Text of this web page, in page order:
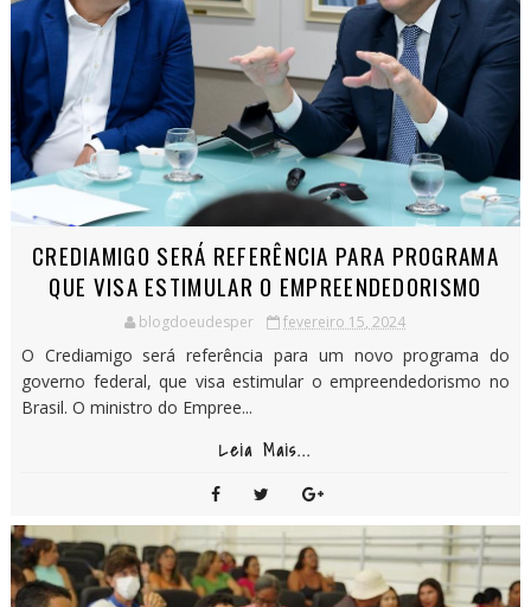
CREDIAMIGO SERÁ REFERÊNCIA PARA PROGRAMA
QUE VISA ESTIMULAR O EMPREENDEDORISMO
blogdoeudesper fevereiro 15, 2024
O Crediamigo será referência para um novo programa do
governo federal, que visa estimular o empreendedorismo no
Brasil. O ministro do Empree...
Leia Mais...